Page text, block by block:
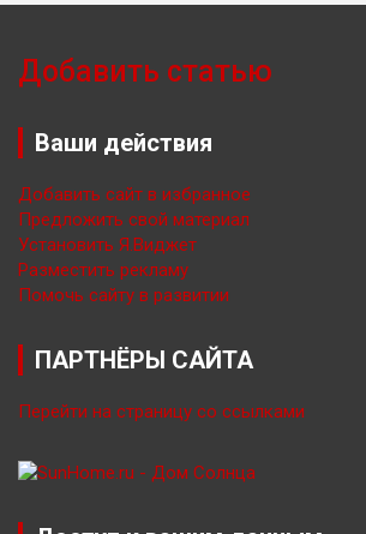
Добавить статью
Ваши действия
Добавить сайт в избранное
Предложить свой материал
Установить Я.Виджет
Разместить рекламу
Помочь сайту в развитии
ПАРТНЁРЫ САЙТА
Перейти на страницу со ссылками